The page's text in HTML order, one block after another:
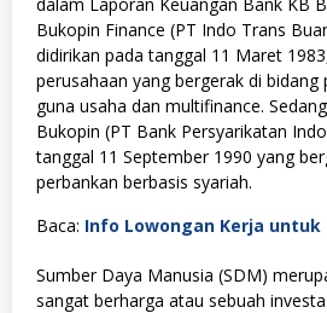
Bukopin Finance (PT Indo Trans
didirikan pada tanggal 11 Maret
perusahaan yang bergerak di bidang
guna usaha dan multifinance.
Bukopin (PT Bank Persyarikatan
tanggal 11 September 1990 yang
perbankan berbasis syariah.
Baca: Info Lowongan Kerja untuk
Sumber Daya Manusia (SDM)
sangat berharga atau sebuah